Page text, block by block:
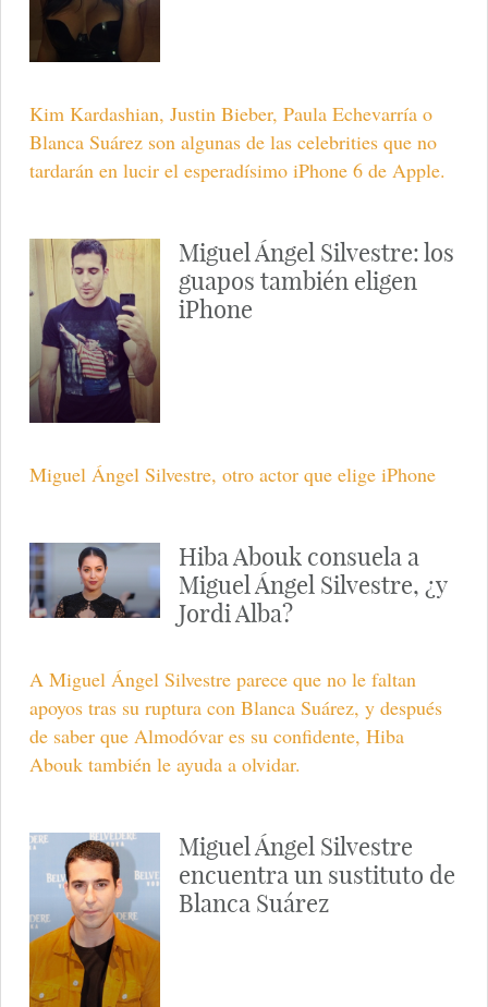
Kim Kardashian, Justin Bieber, Paula Echevarría o
Blanca Suárez son algunas de las celebrities que no
tardarán en lucir el esperadísimo iPhone 6 de Apple.
Miguel Ángel Silvestre: los
guapos también eligen
iPhone
Miguel Ángel Silvestre, otro actor que elige iPhone
Hiba Abouk consuela a
Miguel Ángel Silvestre, ¿y
Jordi Alba?
A Miguel Ángel Silvestre parece que no le faltan
apoyos tras su ruptura con Blanca Suárez, y después
de saber que Almodóvar es su confidente, Hiba
Abouk también le ayuda a olvidar.
Miguel Ángel Silvestre
encuentra un sustituto de
Blanca Suárez